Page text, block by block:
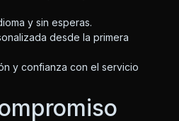
y sin esperas.
desde la primera
y confianza con el servicio